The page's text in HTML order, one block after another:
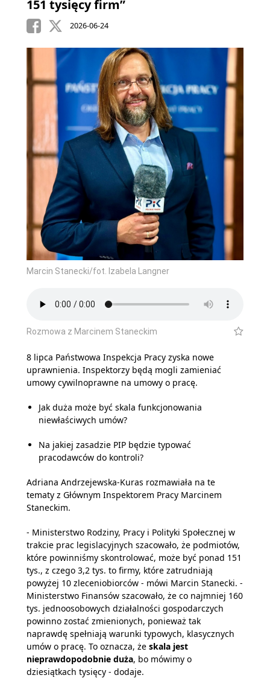
151 tysięcy firm”
2026-06-24
Marcin Stanecki/fot. Izabela Langner
Rozmowa z Marcinem Staneckim
8 lipca Państwowa Inspekcja Pracy zyska nowe
uprawnienia. Inspektorzy będą mogli zamieniać
umowy cywilnoprawne na umowy o pracę.
Jak duża może być skala funkcjonowania
niewłaściwych umów?
Na jakiej zasadzie PIP będzie typować
pracodawców do kontroli?
Adriana Andrzejewska-Kuras rozmawiała na te
tematy z Głównym Inspektorem Pracy Marcinem
Staneckim.
- Ministerstwo Rodziny, Pracy i Polityki Społecznej w
trakcie prac legislacyjnych szacowało, że podmiotów,
które powinniśmy skontrolować, może być ponad 151
tys., z czego 3,2 tys. to firmy, które zatrudniają
powyżej 10 zleceniobiorców - mówi Marcin Stanecki. -
Ministerstwo Finansów szacowało, że co najmniej 160
tys. jednoosobowych działalności gospodarczych
powinno zostać zmienionych, ponieważ tak
naprawdę spełniają warunki typowych, klasycznych
umów o pracę. To oznacza, że skala jest
nieprawdopodobnie duża, bo mówimy o
dziesiątkach tysięcy - dodaje.